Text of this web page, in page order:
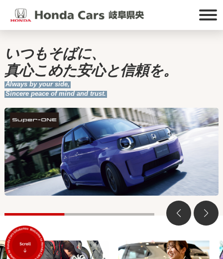
いつもそばに、
真心こめた安心と信頼を。
Always by your side,
Sincere peace of mind and trust.